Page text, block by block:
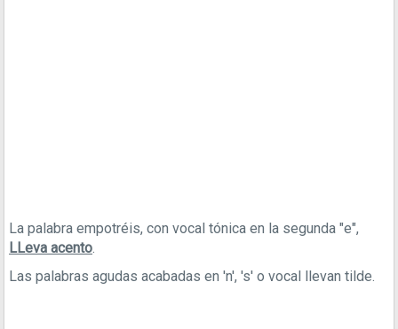
La palabra empotréis, con vocal tónica en la segunda "e",
LLeva acento.
Las palabras agudas acabadas en 'n', 's' o vocal llevan tilde.